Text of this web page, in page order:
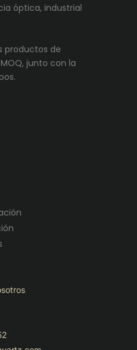
óptica, industrial
productos de
junto con la